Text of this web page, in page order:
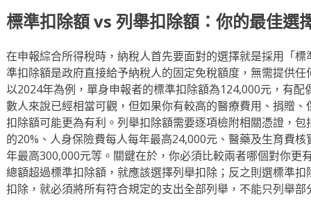
標準扣除額 vs 列舉扣除額：你的最佳選
在申報綜合所得稅時，納稅人首先要面對的選擇就是採用「
準扣除額是政府直接給予納稅人的固定免稅額度，無需提供
以2024年為例，單身申報者的標準扣除額為124,000元，有
數人來說已經相當可觀，但如果你有較高的醫療費用、捐贈
扣除額可能更為有利。列舉扣除額需要逐項檢附相關憑證，
的20%、人身保險費每人每年最高24,000元、醫藥及生育費
年最高300,000元等。關鍵在於，你必須比較兩者哪個對你更
總額超過標準扣除額，就應該選擇列舉扣除；反之則選標準
扣除，就必須將所有符合規定的支出全部列舉，不能只列舉部